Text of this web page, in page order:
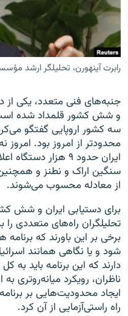
زبان‌های دیگر
رابرت آینهورن، تحلیلگر ارشد
جنبه‌های فنی متعدد، ‌یکی از
سه کشور اروپایی گفتگو
محدودتر از امروز بود. امروز
ایران حدود ۹ هزار
سنگین اراک و نطنز و
از معادله محسوب می‌شوند.
برای دستیابی ایران و شش
تحلیلگران راه‌های متعددی را
برخی بر این باورند که
شود و یا نگاهی همانند
دارند که این برنامه باید به
ناظران، رویکرد میانه‌روتری
ایجاد محدودیت‌هایی بر
راه راستی‌آزمایی از آن کرد.